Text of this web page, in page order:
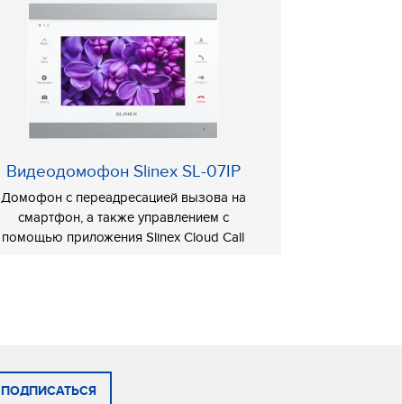
Видеодомофон Slinex SL-07IP
Домофон с переадресацией вызова на
смартфон, а также управлением с
помощью приложения Slinex Cloud Call
ПОДПИСАТЬСЯ